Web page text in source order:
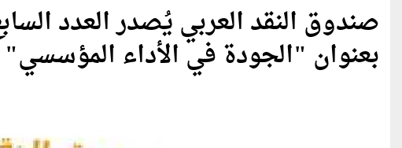
صندوق النقد العربي يُصدر العدد
بعنوان "الجودة في الأداء المؤسسي"